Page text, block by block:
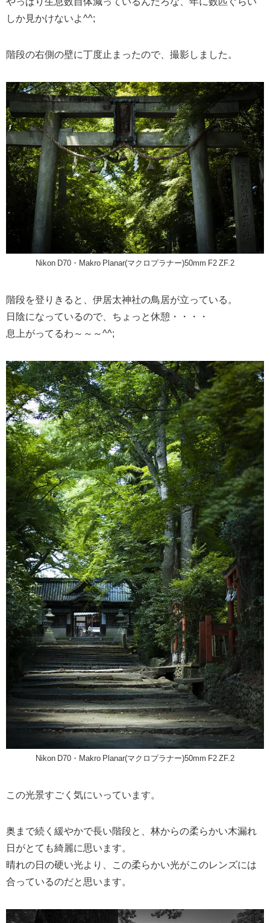
しか見かけないよ^^;
階段の右側の壁に丁度止まったので、撮影しました。
Nikon D70・Makro Planar(マクロプラナー)50mm F2 ZF.2
階段を登りきると、伊居太神社の鳥居が立っている。
日陰になっているので、ちょっと休憩・・・・
息上がってるわ～～～^^;
Nikon D70・Makro Planar(マクロプラナー)50mm F2 ZF.2
この光景すごく気にいっています。
奥まで続く緩やかで長い階段と、林からの柔らかい木漏れ
日がとても綺麗に思います。
晴れの日の硬い光より、この柔らかい光がこのレンズには
合っているのだと思います。